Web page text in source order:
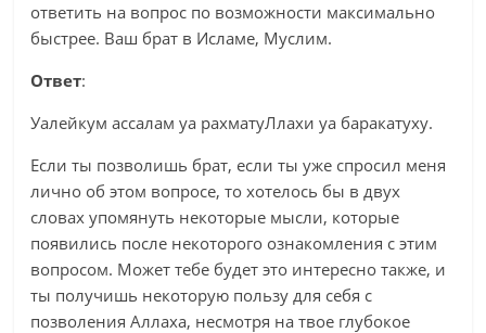
ответить на вопрос по возможности максимально
быстрее. Ваш брат в Исламе, Муслим.
Ответ:
Уалейкум ассалам уа рахматуЛлахи уа баракатуху.
Если ты позволишь брат, если ты уже спросил меня
лично об этом вопросе, то хотелось бы в двух
словах упомянуть некоторые мысли, которые
появились после некоторого ознакомления с этим
вопросом. Может тебе будет это интересно также, и
ты получишь некоторую пользу для себя с
позволения Аллаха, несмотря на твое глубокое